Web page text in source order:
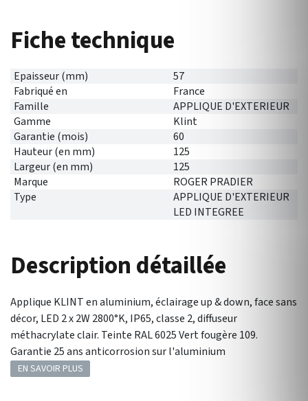
Fiche technique
Epaisseur (mm)
57
Fabriqué en
France
Famille
APPLIQUE D'EXTERIEUR
Gamme
Klint
Garantie (mois)
60
Hauteur (en mm)
125
Largeur (en mm)
125
Marque
ROGER PRADIER
Type
APPLIQUE D'EXTERIEUR
LED INTEGREE
Description détaillée
Applique KLINT en aluminium, éclairage up & down, face sans
décor, LED 2 x 2W 2800°K, IP65, classe 2, diffuseur
méthacrylate clair. Teinte RAL 6025 Vert fougère 109.
Garantie 25 ans anticorrosion sur l'aluminium
EN SAVOIR PLUS